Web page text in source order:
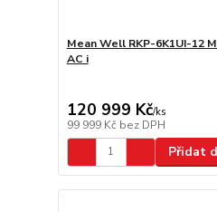
Mean Well RKP-6K1UI-12
AC i
120 999 Kč/ks
99 999 Kč bez DPH
Přidat